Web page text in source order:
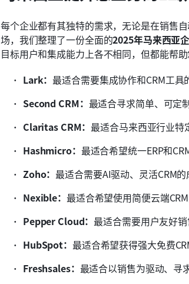
每个企业都有其独特的需求，无论是在销售
场，我们整理了一份全面的2025年马来西亚
目标用户和集成能力上各不相同，但都能帮
Lark：最适合需要集成协作和CRM工具
Second CRM： 最适合寻求简单、可定
Claritas CRM：最适合马来西亚行业特
Hashmicro： 最适合希望统一ERP和
Zoho：最适合需要AI驱动、灵活CRM
Nexible： 最适合希望使用简便云端
Pepper Cloud：最适合需要用户友好
HubSpot： 最适合希望获得强大免费
Freshsales： 最适合以销售为驱动、寻